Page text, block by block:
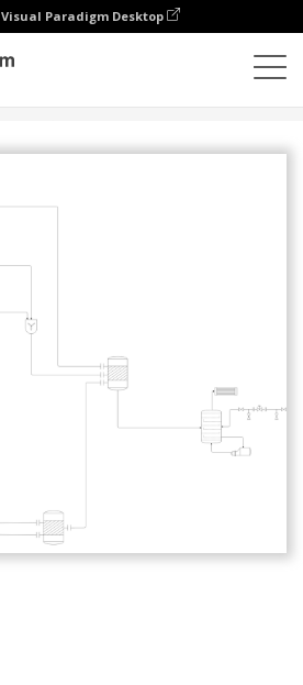
Visual Paradigm Desktop